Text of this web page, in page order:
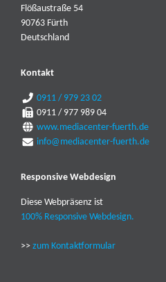
Flößaustraße 54
90763 Fürth
Deutschland
Kontakt
0911 / 979 23 02
0911 / 977 989 04
www.mediacenter-fuerth.de
info@mediacenter-fuerth.de
Responsive Webdesign
Diese Webpräsenz ist
100% Responsive Webdesign.
>> zum Kontaktformular